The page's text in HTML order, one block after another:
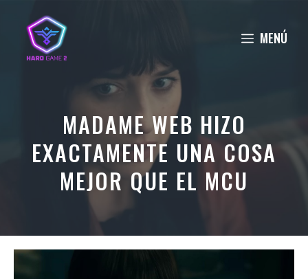
contenido
MENÚ
MADAME WEB HIZO
EXACTAMENTE UNA COSA
MEJOR QUE EL MCU